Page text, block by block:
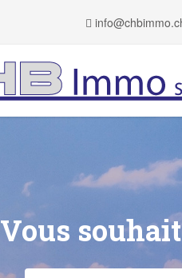
Vous